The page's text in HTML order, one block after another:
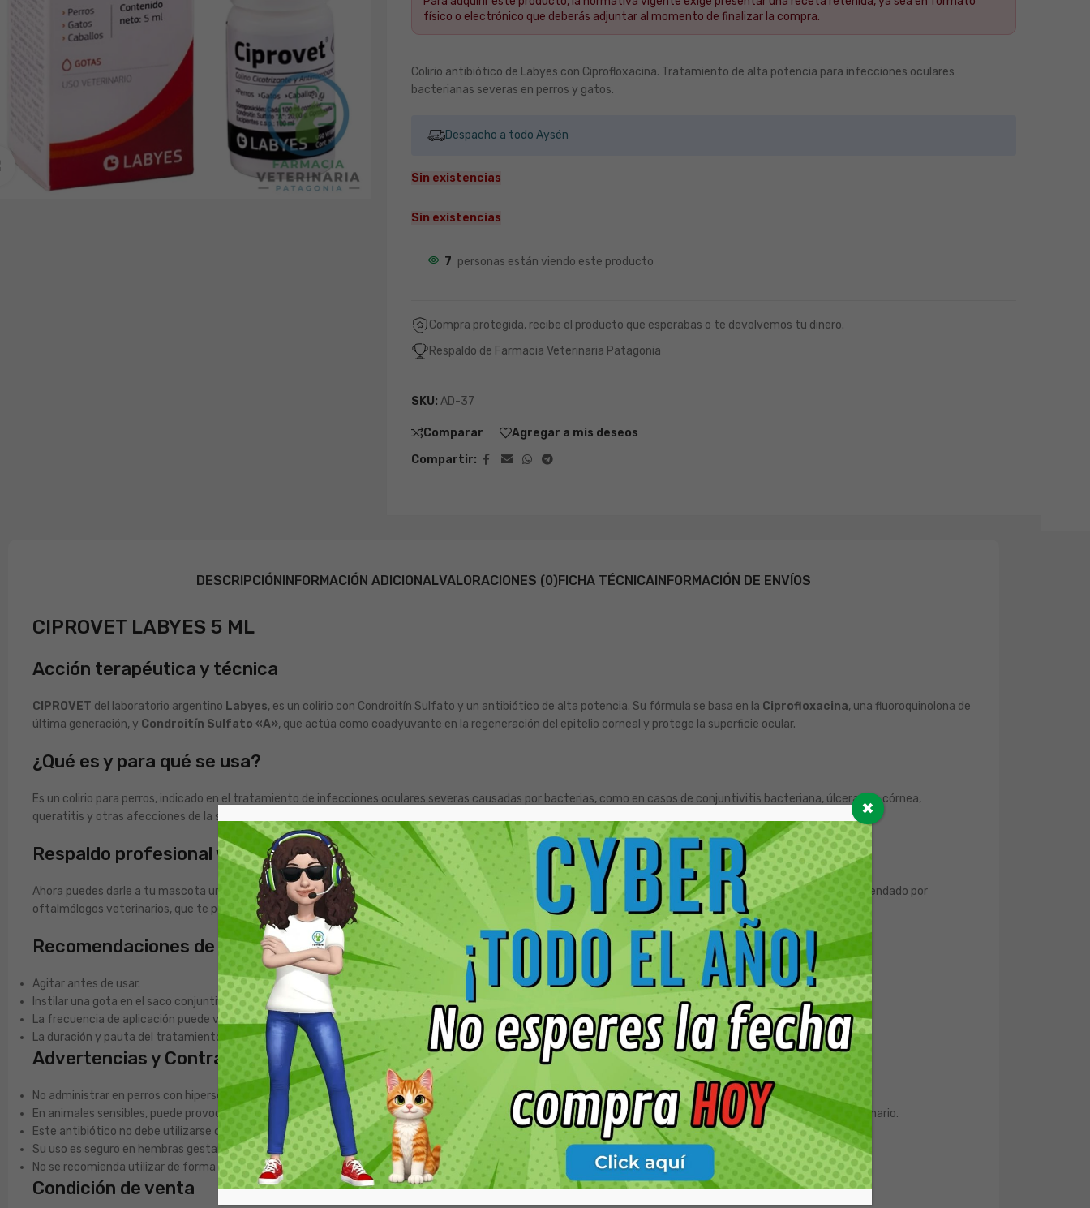
Clic para ampliar
físico o electrónico que deberás adjuntar al momento de finalizar la compra.
Colirio antibiótico de Labyes con Ciprofloxacina. Tratamiento de alta potencia para infecciones oculares
bacterianas severas en perros y gatos.
Despacho a todo Aysén
Sin existencias
Sin existencias
7 personas están viendo este producto
Compra protegida, recibe el producto que esperabas o te devolvemos tu dinero.
Respaldo de Farmacia Veterinaria Patagonia
SKU: AD-37
Comparar
Agregar a mis deseos
Compartir:
DESCRIPCIÓNINFORMACIÓN ADICIONALVALORACIONES (0)FICHA TÉCNICAINFORMACIÓN DE ENVÍOS
CIPROVET LABYES 5 ML
Acción terapéutica y técnica
CIPROVET del laboratorio argentino Labyes, es un colirio con Condroitín Sulfato y un antibiótico de alta potencia. Su fórmula se basa en la Ciprofloxacina, una fluoroquinolona de
última generación, y Condroitín Sulfato «A», que actúa como coadyuvante en la regeneración del epitelio corneal y protege la superficie ocular.
¿Qué es y para qué se usa?
Es un colirio para perros, indicado en el tratamiento de infecciones oculares severas causadas por bacterias, como en casos de conjuntivitis bacteriana, úlceras de córnea,
queratitis y otras afecciones de la superficie ocular. También está indicado en casos de insuficiencia lagrimal.
Respaldo profesional y tranquilidad para ti
Ahora puedes darle a tu mascota un cuidado de estándar profesional en la comodidad de tu hogar. Ciprovet es un tratamiento de alta eficacia, utilizado y recomendado por
oftalmólogos veterinarios, que te permite continuar la terapia en casa con la misma seguridad que en la clínica.
Recomendaciones de Uso
Agitar antes de usar.
Instilar una gota en el saco conjuntival del ojo afectado.
La frecuencia de aplicación puede variar de cada 12 a 24 horas, dependiendo de la gravedad del cuadro.
La duración y pauta del tratamiento deben ser estrictamente indicadas por el Médico Veterinario.
Advertencias y Contraindicaciones
No administrar en perros con hipersensibilidad conocida a la Ciprofloxacina o al Condroitín Sulfato.
En animales sensibles, puede provocar enrojecimiento o escozor leve. Si observa alguna reacción adversa, suspenda el tratamiento y consulte a su Médico Veterinario.
Este antibiótico no debe utilizarse como primera línea de tratamiento, a menos que sea estrictamente indicado por el veterinario tratante.
Su uso es seguro en hembras gestantes, en lactancia y en animales reproductores.
No se recomienda utilizar de forma simultánea con otros colirios o productos oftálmicos.
Condición de venta
✖